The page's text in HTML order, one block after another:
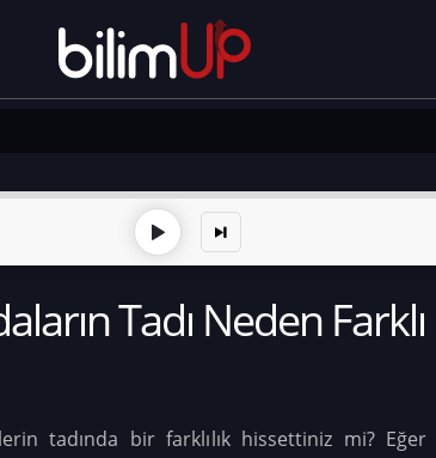
Tadı Neden
tadında bir farklılık hissettiniz mi? Eğer